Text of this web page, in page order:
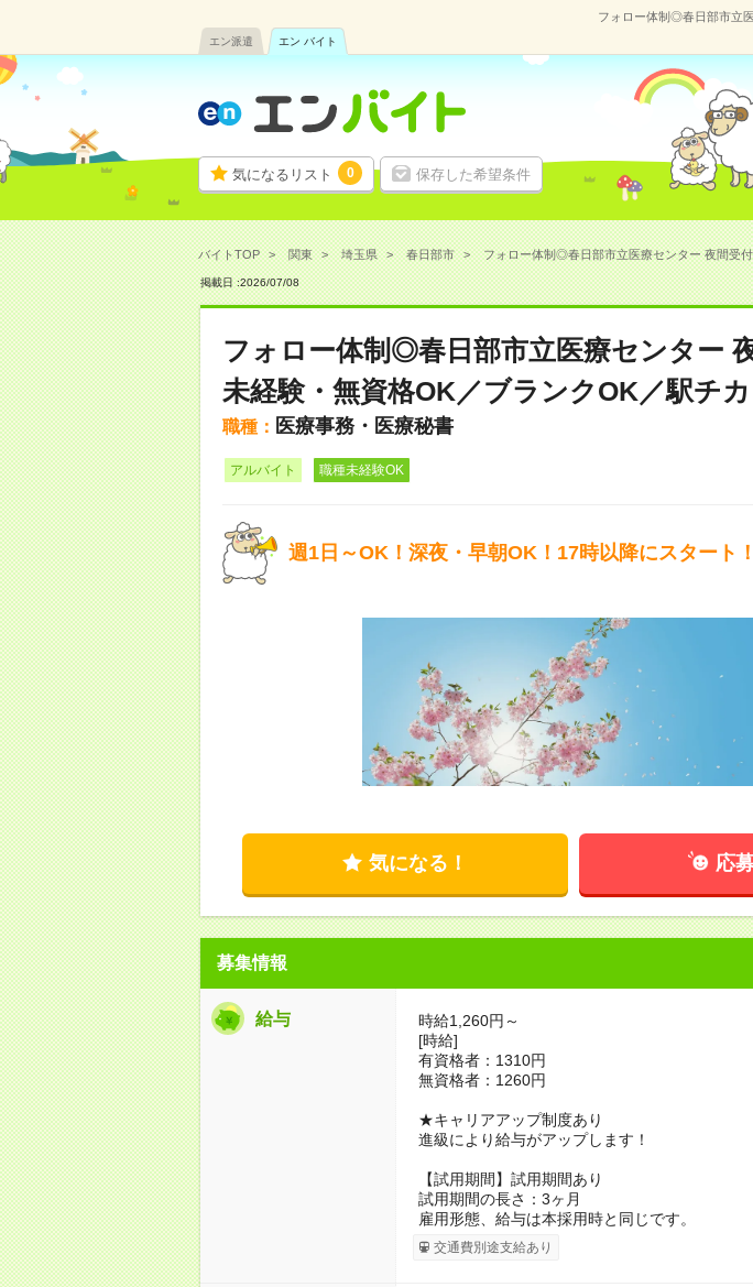
フォロー体制◎春日部市立
エン派遣 エン バイト
気になるリスト 0 保存した希望条件
バイトTOP 関東 埼玉県 春日部市 フォロー体制◎春日部市立医療センター 夜間受
掲載日 :2026/07/08
フォロー体制◎春日部市立医療センター
未経験・無資格OK／ブランクOK／駅チカ
職種： 医療事務・医療秘書
アルバイト 職種未経験OK
週1日～OK！深夜・早朝OK！17時以降にスタート
気になる！ 応
募集情報
給与
時給1,260円～
[時給]
有資格者：1310円
無資格者：1260円
★キャリアアップ制度あり
進級により給与がアップします！
【試用期間】試用期間あり
試用期間の長さ：3ヶ月
雇用形態、給与は本採用時と同じです。
交通費別途支給あり